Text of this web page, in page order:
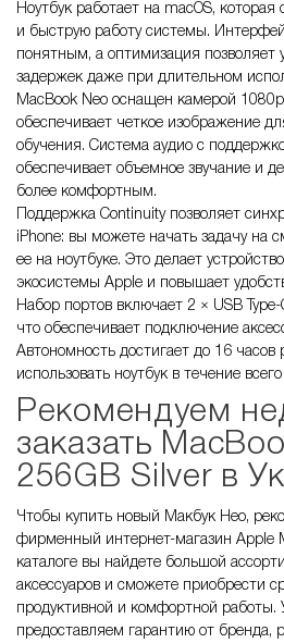
Ноутбук работает на macOS,
и быструю работу системы.
понятным, а оптимизация позволяет
задержек даже при длительном
MacBook Neo оснащен камерой
обеспечивает четкое изображение
обучения. Система аудио с
обеспечивает объемное звучание и
более комфортным.
Поддержка Continuity позволяет
iPhone: вы можете начать задачу на
ее на ноутбуке. Это делает
экосистемы Apple и повышает
Набор портов включает 2 × USB
что обеспечивает подключение
Автономность достигает до 16 часов
использовать ноутбук в течение
Рекомендуем
заказать
256GB Silver в
Чтобы купить новый Макбук Нео,
фирменный интернет-магазин Apple
каталоге вы найдете большой
аксессуаров и сможете приобрести
продуктивной и комфортной работы.
предоставляем гарантию от бренда,